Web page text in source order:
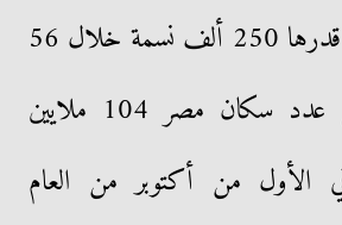
ألف نسمة بزيادة قدرها 250 ألف نسمة خلال 56
يوما؛ حيث سجل عدد سكان مصر 104 ملايين
الأول من أكتوبر من العام